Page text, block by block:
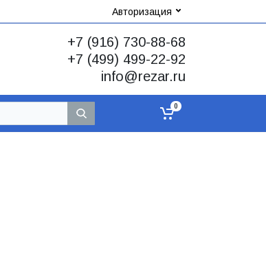
Авторизация
+7 (916) 730-88-68
+7 (499) 499-22-92
info@rezar.ru
0